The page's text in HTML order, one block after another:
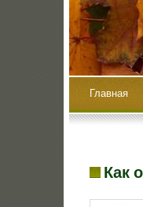
Главная
Как